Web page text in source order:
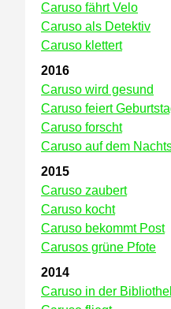
Caruso fährt Velo
Caruso als Detektiv
Caruso klettert
2016
Caruso wird gesund
Caruso feiert
Caruso forscht
Caruso auf dem
2015
Caruso zaubert
Caruso kocht
Caruso bekommt Post
Carusos grüne Pfote
2014
Caruso in der